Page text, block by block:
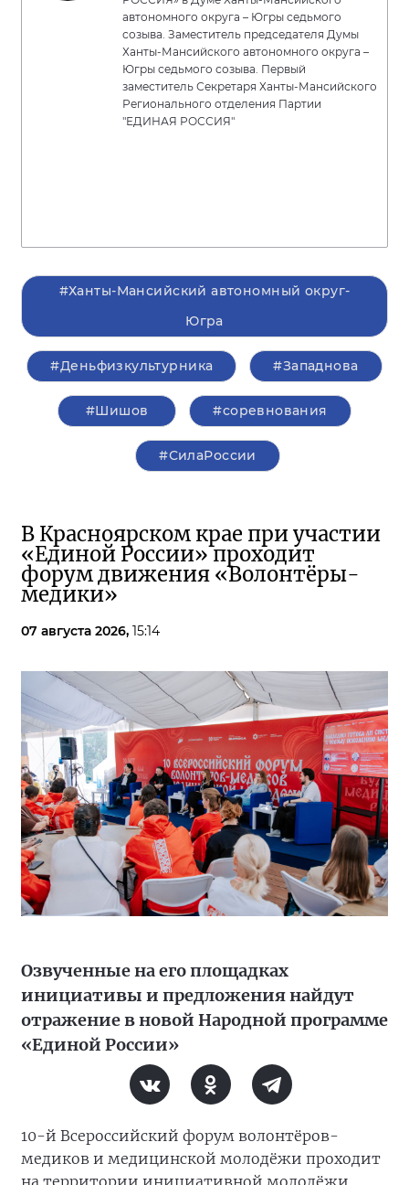
автономного округа – Югры седьмого
созыва. Заместитель председателя Думы
Ханты-Мансийского автономного округа –
Югры седьмого созыва. Первый
заместитель Секретаря Ханты-Мансийского
Регионального отделения Партии
"ЕДИНАЯ РОССИЯ"
#Ханты-Мансийский автономный округ-
Югра
#Деньфизкультурника #Западнова
#Шишов #соревнования
#СилаРоссии
В Красноярском крае при участии
«Единой России» проходит
форум движения «Волонтёры-
медики»
07 августа 2026, 15:14
Озвученные на его площадках
инициативы и предложения найдут
отражение в новой Народной программе
«Единой России»
10-й Всероссийский форум волонтёров-
медиков и медицинской молодёжи проходит